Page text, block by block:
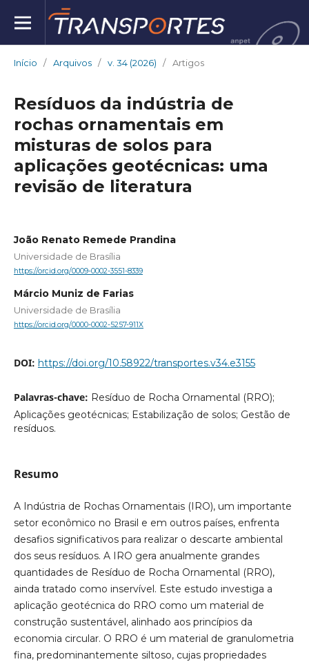
Início / Arquivos / v. 34 (2026) / Artigos
Resíduos da indústria de
rochas ornamentais em
misturas de solos para
aplicações geotécnicas: uma
revisão de literatura
João Renato Remede Prandina
Universidade de Brasília
https://orcid.org/0009-0002-3551-8339
Márcio Muniz de Farias
Universidade de Brasília
https://orcid.org/0000-0002-5257-911X
DOI: https://doi.org/10.58922/transportes.v34.e3155
Palavras-chave: Resíduo de Rocha Ornamental (RRO);
Aplicações geotécnicas; Estabilização de solos; Gestão de
resíduos.
Resumo
A Indústria de Rochas Ornamentais (IRO), um importante
setor econômico no Brasil e em outros países, enfrenta
desafios significativos para realizar o descarte ambiental
dos seus resíduos. A IRO gera anualmente grandes
quantidades de Resíduo de Rocha Ornamental (RRO),
ainda tratado como inservível. Este estudo investiga a
aplicação geotécnica do RRO como um material de
construção sustentável, alinhado aos princípios da
economia circular. O RRO é um material de granulometria
fina, predominantemente siltoso, cujas propriedades